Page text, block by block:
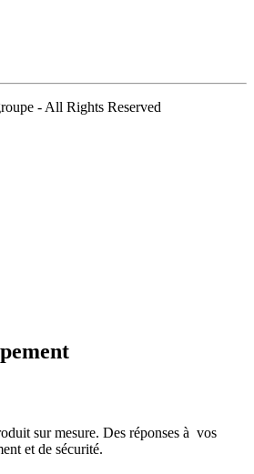
- All Rights Reserved
sur mesure. Des réponses à vos
et de sécurité.